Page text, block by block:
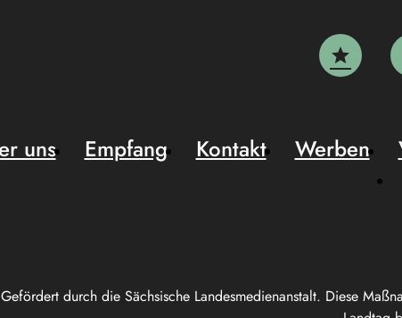
Gefördert durch die Sächsische Landesmedienanstalt. Diese
uns Empfang Kontakt Werben